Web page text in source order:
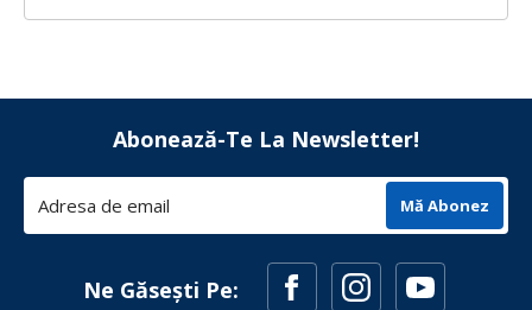
Abonează-Te La Newsletter!
Mă Abonez
Ne Găsești Pe: